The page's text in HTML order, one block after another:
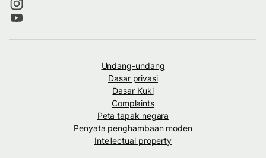
Undang-undang
Dasar privasi
Dasar Kuki
Complaints
Peta tapak negara
Penyata penghambaan moden
Intellectual property